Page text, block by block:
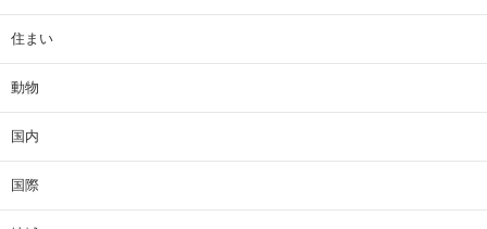
住まい
動物
国内
国際